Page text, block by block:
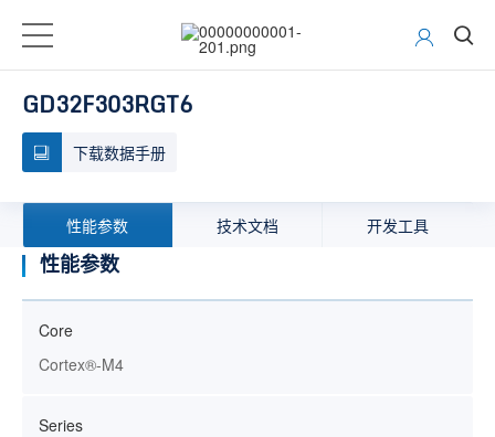
GD32F303RGT6
下载数据手册
性能参数 技术文档 开发工具
性能参数
Core
Cortex®-M4
Series